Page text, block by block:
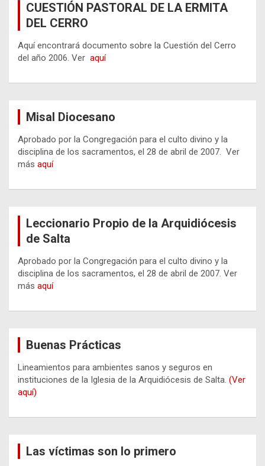
CUESTIÓN PASTORAL DE LA ERMITA
DEL CERRO
Aquí encontrará documento sobre la Cuestión del Cerro
del año 2006. Ver aquí
Misal Diocesano
Aprobado por la Congregación para el culto divino y la
disciplina de los sacramentos, el 28 de abril de 2007. Ver
más aquí
Leccionario Propio de la Arquidiócesis
de Salta
Aprobado por la Congregación para el culto divino y la
disciplina de los sacramentos, el 28 de abril de 2007. Ver
más aquí
Buenas Prácticas
Lineamientos para ambientes sanos y seguros en
instituciones de la Iglesia de la Arquidiócesis de Salta. (Ver
aquí)
Las víctimas son lo primero